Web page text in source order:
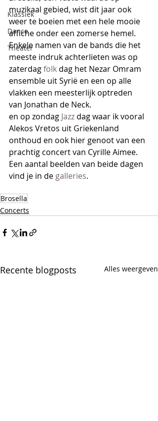
Klassiek
Dance
Theater
muzikaal gebied, wist dit jaar ook
weer te boeien met een hele mooie
affiche onder een zomerse hemel.
Enkele namen van de bands die het
meeste indruk achterlieten was op
zaterdag folk dag het Nezar Omram
ensemble uit Syrië en een op alle
vlakken een meesterlijk optreden
van Jonathan de Neck.
en op zondag Jazz dag waar ik vooral
Alekos Vretos uit Griekenland
onthoud en ook hier genoot van een
prachtig concert van Cyrille Aimee.
Een aantal beelden van beide dagen
vind je in de galleries.
Brosella
Concerts
Recente blogposts Alles weergeven